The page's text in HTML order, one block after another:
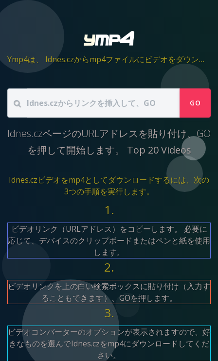
Ymp4は、 Idnes.czからmp4ファイルにビデオをダウンロードするのに役立ちます
GO
Idnes.czページのURLアドレスを貼り付け、GO
を押して開始します。 Top 20 Videos
Idnes.czビデオをmp4としてダウンロードするには、次の
3つの手順を実行します。
1.
ビデオリンク（URLアドレス）をコピーします。 必要に
応じて、デバイスのクリップボードまたはペンと紙を使用
します。
2.
ビデオリンクを上の白い検索ボックスに貼り付け（入力す
ることもできます）、GOを押します。
3.
ビデオコンバーターのオプションが表示されますので、好
きなものを選んでIdnes.czをmp4にダウンロードしてくだ
さい。